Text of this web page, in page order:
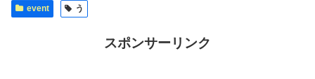
event う
スポンサーリンク